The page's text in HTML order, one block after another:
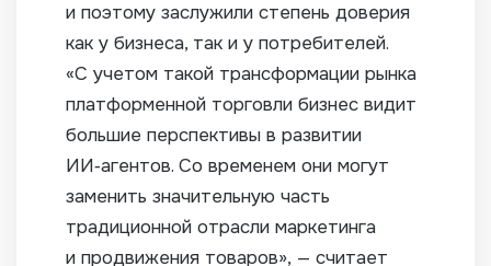
и поэтому заслужили степень доверия
как у бизнеса, так и у потребителей.
«С учетом такой трансформации рынка
платформенной торговли бизнес видит
большие перспективы в развитии
ИИ‑агентов. Со временем они могут
заменить значительную часть
традиционной отрасли маркетинга
и продвижения товаров», — считает